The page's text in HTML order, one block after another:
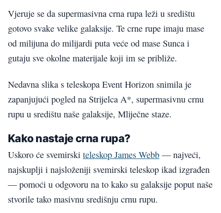
Vjeruje se da supermasivna crna rupa leži u središtu
gotovo svake velike galaksije. Te crne rupe imaju mase
od milijuna do milijardi puta veće od mase Sunca i
gutaju sve okolne materijale koji im se približe.
Nedavna slika s teleskopa Event Horizon snimila je
zapanjujući pogled na Strijelca A*, supermasivnu crnu
rupu u središtu naše galaksije, Mliječne staze.
Kako nastaje crna rupa?
Uskoro će svemirski teleskop James Webb — najveći,
najskuplji i najsloženiji svemirski teleskop ikad izgrađen
— pomoći u odgovoru na to kako su galaksije poput naše
stvorile tako masivnu središnju crnu rupu.